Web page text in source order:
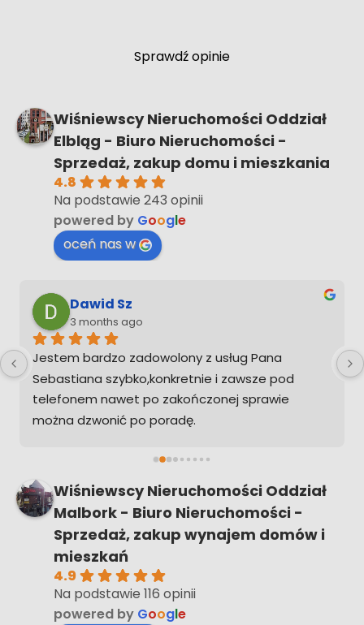
Sprawdź opinie
Wiśniewscy Nieruchomości Oddział
Elbląg - Biuro Nieruchomości -
Sprzedaż, zakup domu i mieszkania
4.8
Na podstawie 243 opinii
powered by Google
oceń nas w
Dawid Sz
3 months ago
bardzo zadowolony z usług Pana
szybko,konkretnie i zawsze pod
nawet po zakończonej sprawie
dzwonić po poradę.
na pewno zadzwonię żebym nie
ogarniać tego sam
Wiśniewscy Nieruchomości Oddział
Malbork - Biuro Nieruchomości -
Sprzedaż, zakup wynajem domów i
mieszkań
4.9
Na podstawie 116 opinii
powered by Google